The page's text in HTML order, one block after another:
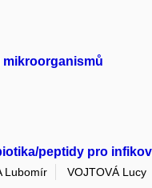
peptidy pro
Lubomír
VOJTOVÁ Lucy